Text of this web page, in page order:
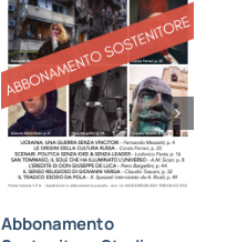
Abbonamento